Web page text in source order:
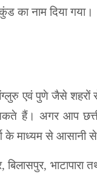
का नाम दिया गया।
बेंग्लुरु एवं पुणे जैसे
अगर आप छत्तीसगढ़
के माध्यम से आसानी
बिलासपुर,